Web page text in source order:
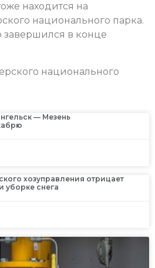
находится на
национального парка.
завершился в конце
национального
— Мезень
хозуправления отрицает
уборке снега